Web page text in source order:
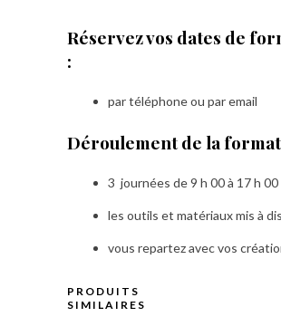
Réservez vos dates de
:
par téléphone ou par email
Déroulement de la
3 journées de 9 h 00 à 17 h 00
les outils et matériaux mis à
vous repartez avec vos
PRODUITS
SIMILAIRES